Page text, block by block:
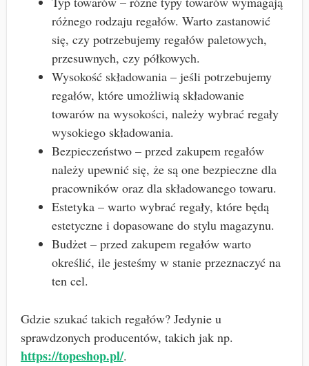
różnego rodzaju regałów. Warto zastanowić
się, czy potrzebujemy regałów paletowych,
przesuwnych, czy półkowych.
Wysokość składowania – jeśli potrzebujemy
regałów, które umożliwią składowanie
towarów na wysokości, należy wybrać regały
wysokiego składowania.
Bezpieczeństwo – przed zakupem regałów
należy upewnić się, że są one bezpieczne dla
pracowników oraz dla składowanego towaru.
Estetyka – warto wybrać regały, które będą
estetyczne i dopasowane do stylu magazynu.
Budżet – przed zakupem regałów warto
określić, ile jesteśmy w stanie przeznaczyć na
ten cel.
Gdzie szukać takich regałów? Jedynie u
sprawdzonych producentów, takich jak np.
https://topeshop.pl/.